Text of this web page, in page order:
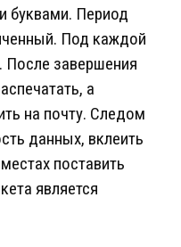
буквами. Период
Под каждой
После завершения
а
на почту. Следом
данных, вклеить
поставить
является